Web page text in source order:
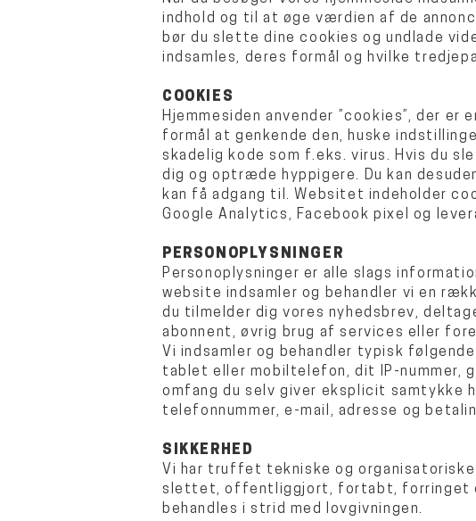
indhold og til at øge værdien af de
bør du slette dine cookies og undlade
indsamles, deres formål og hvilke
COOKIES
Hjemmesiden anvender ”cookies”, der
formål at genkende den, huske
skadelig kode som f.eks. virus. Hvis du
dig og optræde hyppigere. Du kan
kan få adgang til. Websitet indeholder
Google Analytics, Facebook pixel og
PERSONOPLYSNINGER
Personoplysninger er alle slags
website indsamler og behandler vi en
du tilmelder dig vores nyhedsbrev,
abonnent, øvrig brug af services eller
Vi indsamler og behandler typisk
tablet eller mobiltelefon, dit IP-nummer,
omfang du selv giver eksplicit samtykke
telefonnummer, e-mail, adresse og
SIKKERHED
Vi har truffet tekniske og
slettet, offentliggjort, fortabt, forringet
behandles i strid med lovgivningen.